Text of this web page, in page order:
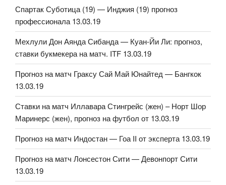
Спартак Суботица (19) — Инджия (19) прогноз
профессионала 13.03.19
Мехлули Дон Аянда Сибанда — Куан-Йи Ли: прогноз,
ставки букмекера на матч. ITF 13.03.19
Прогноз на матч Граксу Сай Май Юнайтед — Бангкок
13.03.19
Ставки на матч Иллавара Стингрейс (жен) – Норт Шор
Маринерс (жен), прогноз на футбол от 13.03.19
Прогноз на матч Индостан — Гоа II от эксперта 13.03.19
Прогноз на матч Лонсестон Сити — Девонпорт Сити
13.03.19